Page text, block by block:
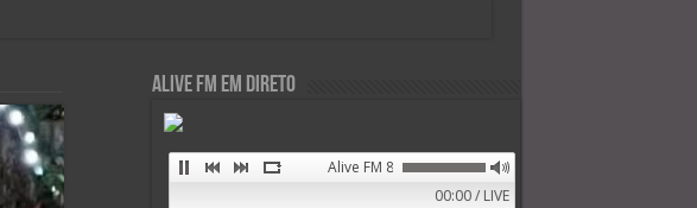
Alive FM em Direto
Alive FM 89.9
00:00 / LIVE